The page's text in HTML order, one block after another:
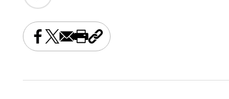
Share this on Facebook
Share this on X
Share this by email
Print this page
Copy the page address